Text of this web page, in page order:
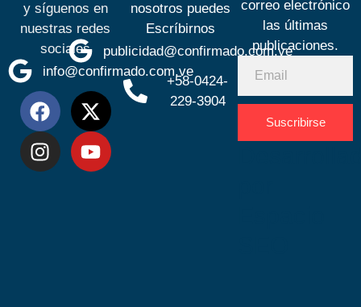
y síguenos en
nuestras redes
sociales
info@confirmado.com.ve
nosotros puedes
Escríbirnos
publicidad@confirmado.com.ve
+58-0424-
229-3904
correo electrónico
las últimas
publicaciones.
Suscribirse